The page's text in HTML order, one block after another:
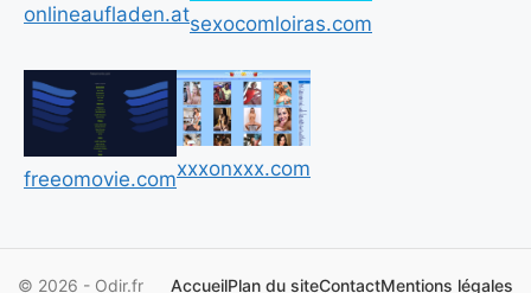
onlineaufladen.atsexocomloiras.com
freeomovie.comxxxonxxx.com
© 2026 - Odir.fr AccueilPlan du siteContactMentions légales